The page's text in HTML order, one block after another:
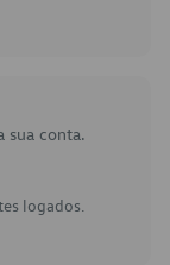
sua conta.
logados.